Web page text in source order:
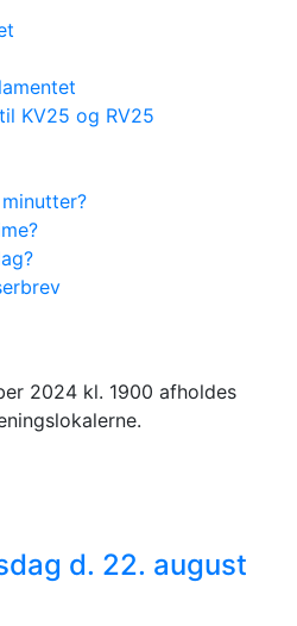
KV25 og RV25
2024 kl. 1900 afholdes
d. 22. august